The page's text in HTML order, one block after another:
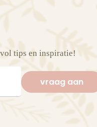
vol tips en inspiratie!
vraag aan